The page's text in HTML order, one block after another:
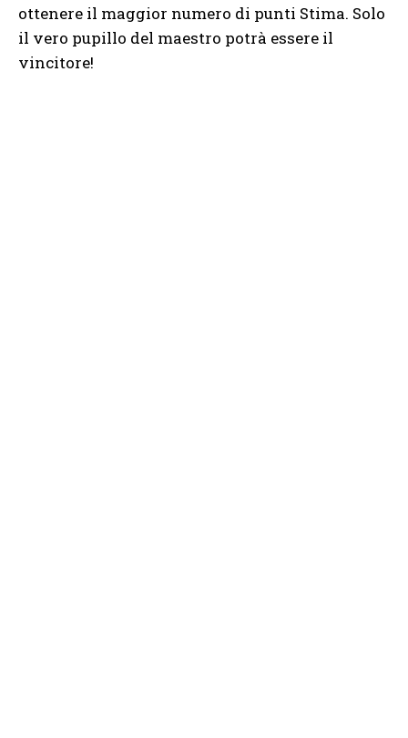
ottenere il maggior numero di punti Stima. Solo
il vero pupillo del maestro potrà essere il
vincitore!